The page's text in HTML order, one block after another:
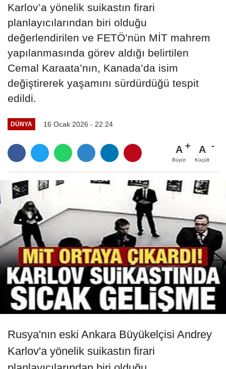
Karlov’a yönelik suikastın firari
planlayıcılarından biri olduğu
değerlendirilen ve FETÖ’nün MİT mahrem
yapılanmasında görev aldığı belirtilen
Cemal Karaata’nın, Kanada’da isim
değiştirerek yaşamını sürdürdüğü tespit
edildi.
DÜNYA 16 Ocak 2026 - 22:24
A
Büyüt
A
Küçült
Rusya'nın eski Ankara Büyükelçisi Andrey
Karlov'a yönelik suikastın firari